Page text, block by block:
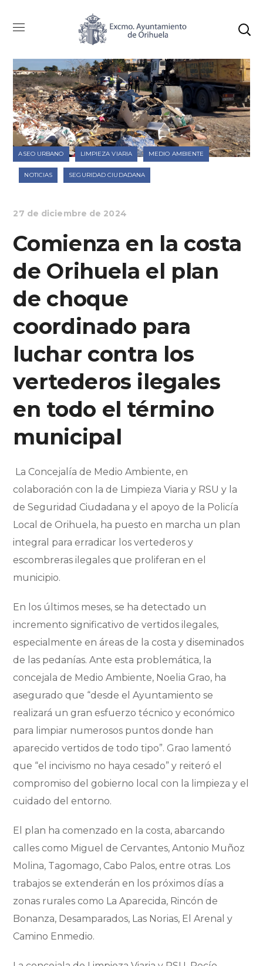
ASEO URBANO LIMPIEZA VIARIA MEDIO AMBIENTE
NOTICIAS SEGURIDAD CIUDADANA
27 de diciembre de 2024
Comienza en la costa
de Orihuela el plan
de choque
coordinado para
luchar contra los
vertederos ilegales
en todo el término
municipal
La Concejalía de Medio Ambiente, en
colaboración con la de Limpieza Viaria y RSU y la
de Seguridad Ciudadana y el apoyo de la Policía
Local de Orihuela, ha puesto en marcha un plan
integral para erradicar los vertederos y
escombreras ilegales que proliferan en el
municipio.
En los últimos meses, se ha detectado un
incremento significativo de vertidos ilegales,
especialmente en áreas de la costa y diseminados
de las pedanías. Ante esta problemática, la
concejala de Medio Ambiente, Noelia Grao, ha
asegurado que “desde el Ayuntamiento se
realizará un gran esfuerzo técnico y económico
para limpiar numerosos puntos donde han
aparecido vertidos de todo tipo”. Grao lamentó
que “el incivismo no haya cesado” y reiteró el
compromiso del gobierno local con la limpieza y el
cuidado del entorno.
El plan ha comenzado en la costa, abarcando
calles como Miguel de Cervantes, Antonio Muñoz
Molina, Tagomago, Cabo Palos, entre otras. Los
trabajos se extenderán en los próximos días a
zonas rurales como La Aparecida, Rincón de
Bonanza, Desamparados, Las Norias, El Arenal y
Camino Enmedio.